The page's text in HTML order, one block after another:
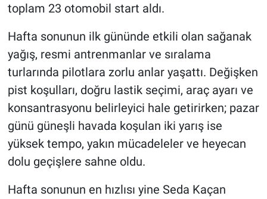
toplam 23 otomobil start aldı.
Hafta sonunun ilk gününde etkili olan sağanak
yağış, resmi antrenmanlar ve sıralama
turlarında pilotlara zorlu anlar yaşattı. Değişken
pist koşulları, doğru lastik seçimi, araç ayarı ve
konsantrasyonu belirleyici hale getirirken; pazar
günü güneşli havada koşulan iki yarış ise
yüksek tempo, yakın mücadeleler ve heyecan
dolu geçişlere sahne oldu.
Hafta sonunun en hızlısı yine Seda Kaçan